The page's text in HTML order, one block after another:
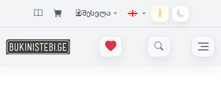
შესვლა